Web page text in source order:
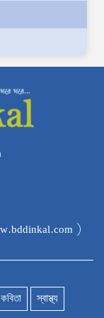
নাগরিকত্ব, কাস্টম
সাক্ষাৎ
ক্রীড়া প্রতিমন্ত্রী,
প্রতিমন্ত্রীসহ
ট্যাবলেট , নগদ
গ্রেফতার করেছে
মো. শফিকুল ও
এস এম জাহাঙ্গীর
হবে: ভূমি ও পার্বত্য
)
স্বাস্থ্য